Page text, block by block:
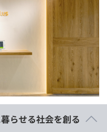
らせる社会を創る